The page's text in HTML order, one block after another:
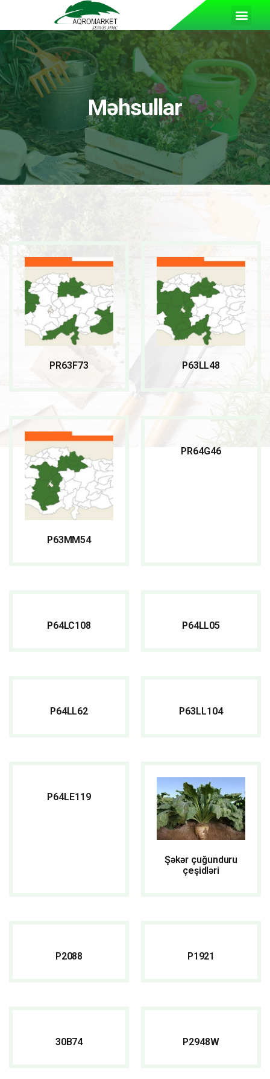
Məhsullar
PR63F73 P63LL48
P63MM54
PR64G46
P64LC108 P64LL05
P64LL62 P63LL104
P64LE119
Şəkər çuğunduru
çeşidləri
P2088 P1921
30B74 P2948W